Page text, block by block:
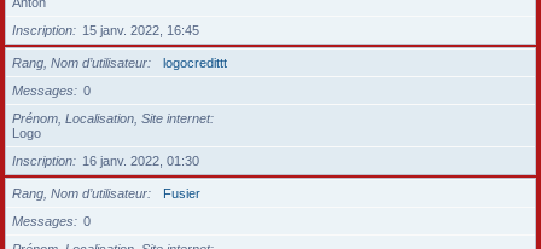
Inscription
15 janv. 2022, 16:45
Rang, Nom d’utilisateur
logocredittt
Messages
0
Prénom, Localisation, Site internet
Logo
Inscription
16 janv. 2022, 01:30
Rang, Nom d’utilisateur
Fusier
Messages
0